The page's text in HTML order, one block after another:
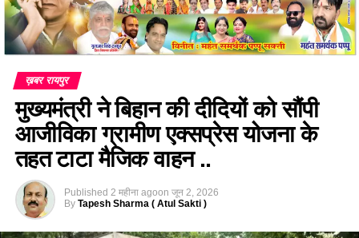
ख़बर रायपुर
मुख्यमंत्री ने बिहान की दीदियों को सौंपी
आजीविका ग्रामीण एक्सप्रेस योजना के
तहत टाटा मैजिक वाहन ..
Published 2 महीना agoon जून 2, 2026
By Tapesh Sharma ( Atul Sakti )